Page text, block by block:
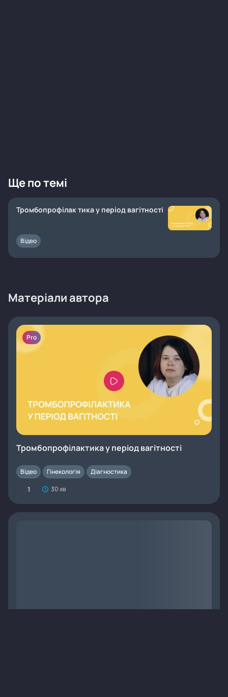
Ще по темі
Тромбопрофілак тика у період вагітності
Відео
Матеріали автора
Pro
Тромбопрофілактика у період вагітності
Відео Гінекологія Діагностика
1 30 хв